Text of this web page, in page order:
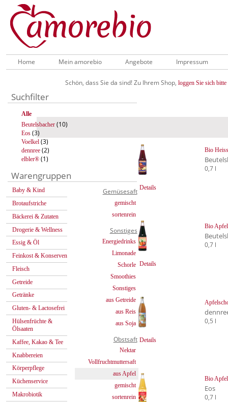
Home Mein amorebio Angebote Impressum
Schön, dass Sie da sind! Zu Ihrem Shop, loggen Sie sich bitte
Suchfilter
Alle
Beutelsbacher (10)
Eos (3)
Voelkel (3)
dennree (2)
elbler® (1)
Warengruppen
Baby & Kind
Brotaufstriche
Bäckerei & Zutaten
Drogerie & Wellness
Essig & Öl
Feinkost & Konserven
Fleisch
Getreide
Getränke
Gluten- & Lactosefrei
Hülsenfrüchte &
Ölsaaten
Kaffee, Kakao & Tee
Knabbereien
Körperpflege
Küchenservice
Makrobiotik
Gemüsesaft
gemischt
sortenrein
Sonstiges
Energiedrinks
Limonade
Schorle
Smoothies
Sonstiges
aus Getreide
aus Reis
aus Soja
Obstsaft
Nektar
Vollfruchtmuttersaft
aus Apfel
gemischt
sortenrein
Details
Bio
0,7 l
Details
Bio
0,7 l
Details
0,5 l
Bio
Eos
0,7 l